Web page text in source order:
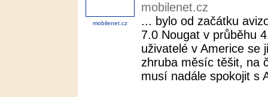
mobilenet.cz
mobilenet.cz
... bylo od začátku
7.0 Nougat v průběhu
uživatelé v Americe se
zhruba měsíc těšit, na
musí nadále spokojit s